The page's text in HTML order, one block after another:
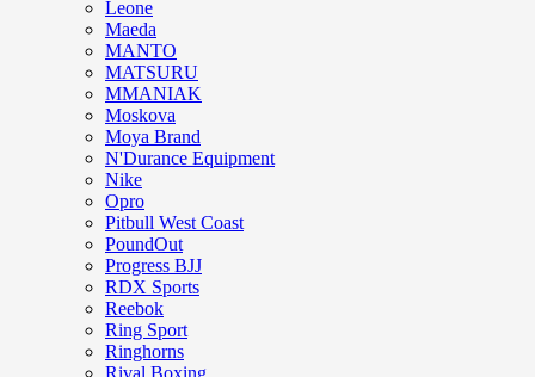
Leone
Maeda
MANTO
MATSURU
MMANIAK
Moskova
Moya Brand
N'Durance Equipment
Nike
Opro
Pitbull West Coast
PoundOut
Progress BJJ
RDX Sports
Reebok
Ring Sport
Ringhorns
Rival Boxing